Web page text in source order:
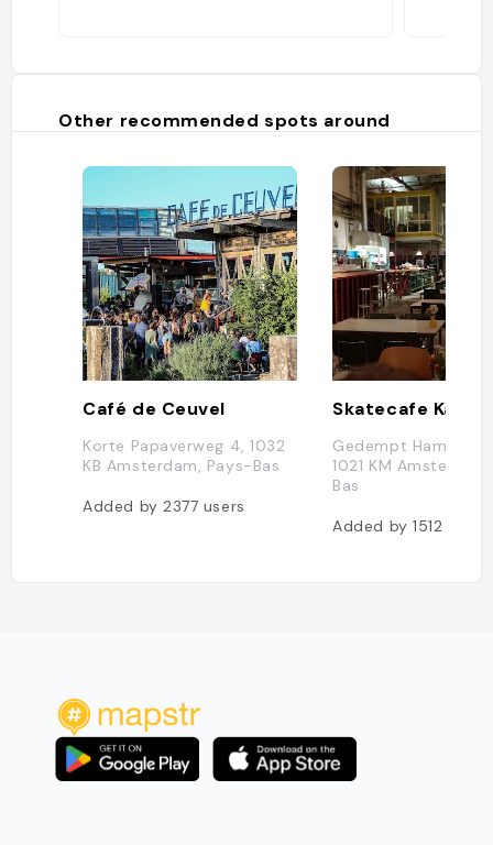
ont dès
rentes
s sur
Other recommended spots around
Café de Ceuvel
Korte Papaverweg 4, 1032
KB Amsterdam, Pays-Bas
Added by2377 users
Gedempt
1021 KM
Bas
Added by1512